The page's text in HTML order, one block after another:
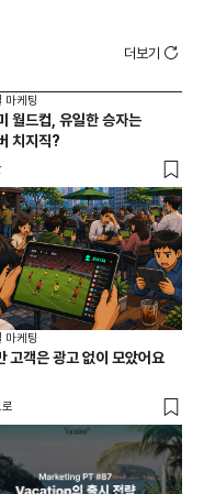
더보기
마케팅
월드컵, 유일한 승자는
치지직?
마케팅
고객은 광고 없이 모았어요